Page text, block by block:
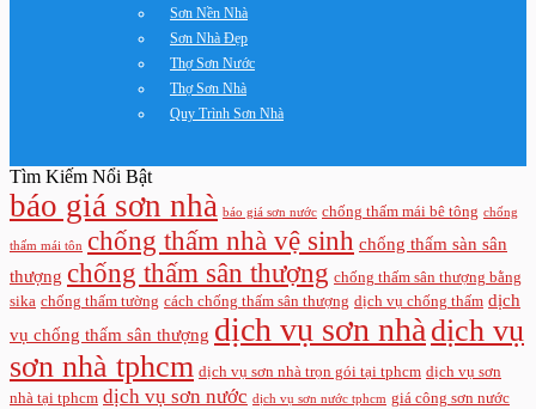
Sơn Nền Nhà
Sơn Nhà Đẹp
Thợ Sơn Nước
Thợ Sơn Nhà
Quy Trình Sơn Nhà
Tìm Kiếm Nổi Bật
báo giá sơn nhà báo giá sơn nước chống thấm mái bê tông chống
thấm mái tôn chống thấm nhà vệ sinh chống thấm sàn sân
thượng chống thấm sân thượng chống thấm sân thượng bằng
sika chống thấm tường cách chống thấm sân thượng dịch vụ chống thấm dịch
vụ chống thấm sân thượng dịch vụ sơn nhà dịch vụ
sơn nhà tphcm dịch vụ sơn nhà trọn gói tại tphcm dịch vụ sơn
nhà tại tphcm dịch vụ sơn nước dịch vụ sơn nước tphcm giá công sơn nước